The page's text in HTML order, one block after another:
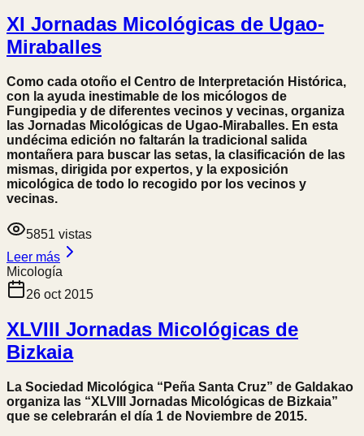
XI Jornadas Micológicas de Ugao-
Miraballes
Como cada otoño el Centro de Interpretación Histórica,
con la ayuda inestimable de los micólogos de
Fungipedia y de diferentes vecinos y vecinas, organiza
las Jornadas Micológicas de Ugao-Miraballes. En esta
undécima edición no faltarán la tradicional salida
montañera para buscar las setas, la clasificación de las
mismas, dirigida por expertos, y la exposición
micológica de todo lo recogido por los vecinos y
vecinas.
5851 vistas
Leer más
Micología
26 oct 2015
XLVIII Jornadas Micológicas de
Bizkaia
La Sociedad Micológica “Peña Santa Cruz” de Galdakao
organiza las “XLVIII Jornadas Micológicas de Bizkaia”
que se celebrarán el día 1 de Noviembre de 2015.